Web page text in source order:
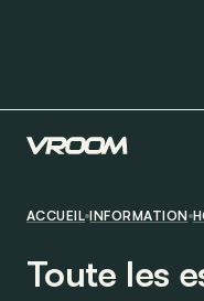
ACCUEIL INFORMATION
Toute les